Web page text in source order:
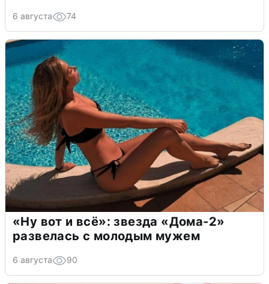
6 августа 74
«Ну вот и всё»: звезда «Дома-2»
развелась с молодым мужем
6 августа 90